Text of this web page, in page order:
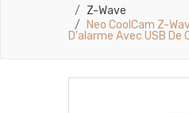
Z-Wave
Neo CoolCam Z-
D'alarme Avec USB De